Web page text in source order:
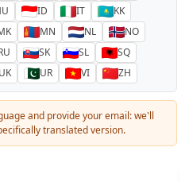
ID IT
KK
MN NL
NO
SK SL
SQ
UK UR VI ZH
and provide your email: we'll
translated version.